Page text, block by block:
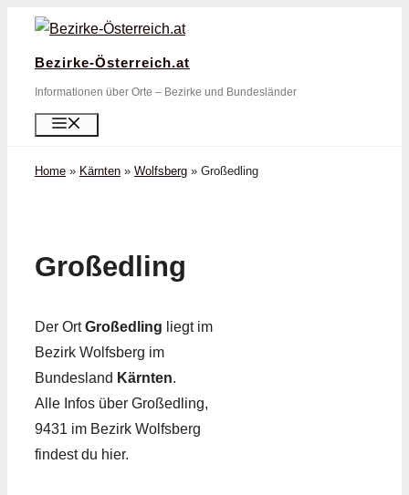
Zum
springen
Bezirke-Österreich.at
Informationen über Orte – Bezirke und Bundesländer
Home » Kärnten » Wolfsberg » Großedling
Großedling
Der OrtGroßedling liegt im
Bezirk Wolfsberg im
Bundesland Kärnten.
Alle Infos über Großedling,
9431 im Bezirk Wolfsberg
findest du hier.